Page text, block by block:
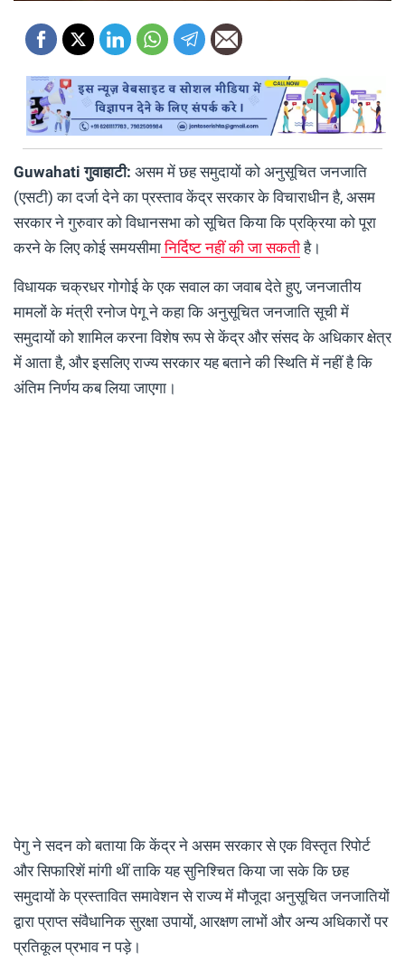
Guwahati गुवाहाटी: असम में छह समुदायों को अनुसूचित जनजाति
(एसटी) का दर्जा देने का प्रस्ताव केंद्र सरकार के विचाराधीन है, असम
सरकार ने गुरुवार को विधानसभा को सूचित किया कि प्रक्रिया को पूरा
करने के लिए कोई समयसीमानिर्दिष्ट नहीं की जा सकतीहै।
विधायक चक्रधर गोगोई के एक सवाल का जवाब देते हुए, जनजातीय
मामलों के मंत्री रनोज पेगू ने कहा कि अनुसूचित जनजाति सूची में
समुदायों को शामिल करना विशेष रूप से केंद्र और संसद के अधिकार क्षेत्र
में आता है, और इसलिए राज्य सरकार यह बताने की स्थिति में नहीं है कि
अंतिम निर्णय कब लिया जाएगा।
पेगु ने सदन को बताया कि केंद्र ने असम सरकार से एक विस्तृत रिपोर्ट
और सिफारिशें मांगी थीं ताकि यह सुनिश्चित किया जा सके कि छह
समुदायों के प्रस्तावित समावेशन से राज्य में मौजूदा अनुसूचित जनजातियों
द्वारा प्राप्त संवैधानिक सुरक्षा उपायों, आरक्षण लाभों और अन्य अधिकारों पर
प्रतिकूल प्रभाव न पड़े।